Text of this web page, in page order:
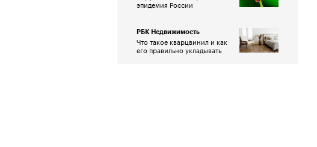
эпидемия России
РБК Недвижимость
Что такое кварцвинил и как
его правильно укладывать